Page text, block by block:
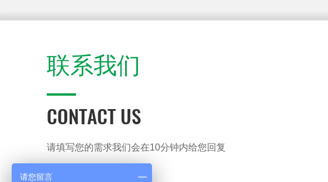
联系我们
CONTACT US
请填写您的需求我们会在10分钟内给您回复
请您留言